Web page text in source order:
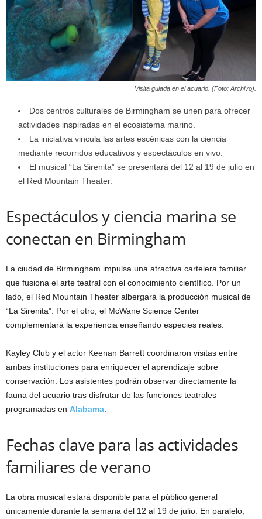
Visita guiada en el acuario. (Foto: Archivo).
Dos centros culturales de Birmingham se unen para ofrecer
actividades inspiradas en el ecosistema marino.
La iniciativa vincula las artes escénicas con la ciencia
mediante recorridos educativos y espectáculos en vivo.
El musical “La Sirenita” se presentará del 12 al 19 de julio en
el Red Mountain Theater.
Espectáculos y ciencia marina se
conectan en Birmingham
La ciudad de Birmingham impulsa una atractiva cartelera familiar
que fusiona el arte teatral con el conocimiento científico. Por un
lado, el Red Mountain Theater albergará la producción musical de
“La Sirenita”. Por el otro, el McWane Science Center
complementará la experiencia enseñando especies reales.
Kayley Club y el actor Keenan Barrett coordinaron visitas entre
ambas instituciones para enriquecer el aprendizaje sobre
conservación. Los asistentes podrán observar directamente la
fauna del acuario tras disfrutar de las funciones teatrales
programadas en Alabama
Fechas clave para las actividades
familiares de verano
La obra musical estará disponible para el público general
únicamente durante la semana del 12 al 19 de julio. En paralelo,